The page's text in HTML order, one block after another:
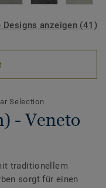
Designs anzeigen (41)
Selection
- Veneto
traditionellem
sorgt für einen